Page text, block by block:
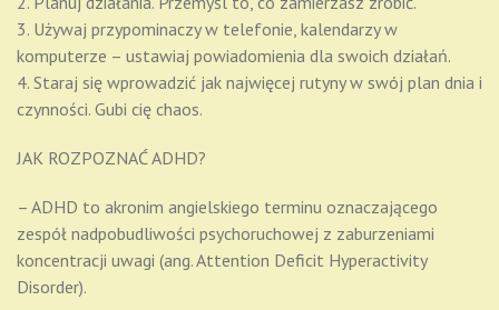
3. Używaj przypominaczy w telefonie, kalendarzy w
komputerze – ustawiaj powiadomienia dla swoich działań.
4. Staraj się wprowadzić jak najwięcej rutyny w swój plan dnia i
czynności. Gubi cię chaos.
JAK ROZPOZNAĆ ADHD?
– ADHD to akronim angielskiego terminu oznaczającego
zespół nadpobudliwości psychoruchowej z zaburzeniami
koncentracji uwagi (ang. Attention Deficit Hyperactivity
Disorder).